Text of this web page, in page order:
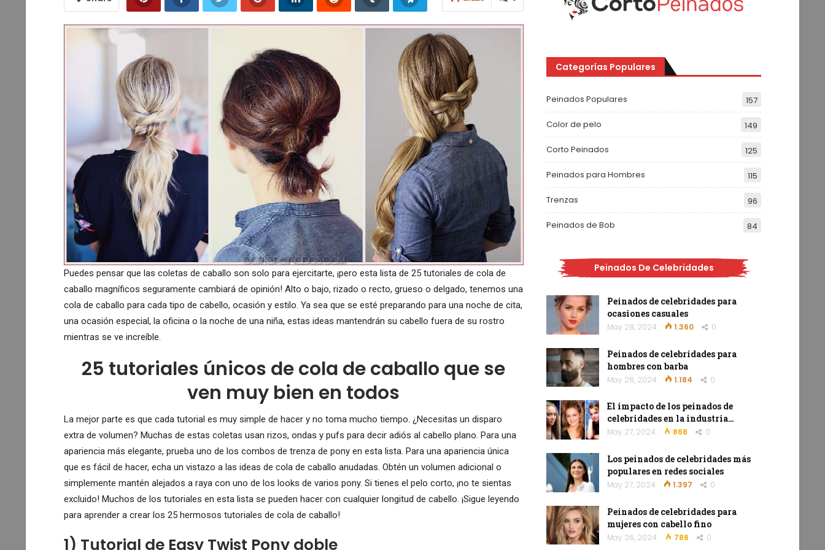
Puedes pensar que las coletas de caballo son solo para ejercitarte, ¡pero esta lista de 25 tutoriales de cola de
caballo magníficos seguramente cambiará de opinión! Alto o bajo, rizado o recto, grueso o delgado, tenemos una
cola de caballo para cada tipo de cabello, ocasión y estilo. Ya sea que se esté preparando para una noche de cita,
una ocasión especial, la oficina o la noche de una niña, estas ideas mantendrán su cabello fuera de su rostro
mientras se ve increíble.
25 tutoriales únicos de cola de caballo que se
ven muy bien en todos
La mejor parte es que cada tutorial es muy simple de hacer y no toma mucho tiempo. ¿Necesitas un disparo
extra de volumen? Muchas de estas coletas usan rizos, ondas y pufs para decir adiós al cabello plano. Para una
apariencia más elegante, prueba uno de los combos de trenza de pony en esta lista. Para una apariencia única
que es fácil de hacer, echa un vistazo a las ideas de cola de caballo anudadas. Obtén un volumen adicional o
simplemente mantén alejados a raya con uno de los looks de varios pony. Si tienes el pelo corto, ¡no te sientas
excluido! Muchos de los tutoriales en esta lista se pueden hacer con cualquier longitud de cabello. ¡Sigue leyendo
para aprender a crear los 25 hermosos tutoriales de cola de caballo!
1) Tutorial de Easy Twist Pony doble
Categorías Populares
Peinados Populares 157
Color de pelo 149
Corto Peinados 125
Peinados para Hombres 115
Trenzas 96
Peinados de Bob 84
Peinados De Celebridades
Peinados de celebridades para
ocasiones casuales
May 28, 2024 1.360 0
Peinados de celebridades para
hombres con barba
May 28, 2024 1.184 0
El impacto de los peinados de
celebridades en la industria…
May 27, 2024 868 0
Los peinados de celebridades más
populares en redes sociales
May 27, 2024 1.397 0
Peinados de celebridades para
mujeres con cabello fino
May 26, 2024 786 0